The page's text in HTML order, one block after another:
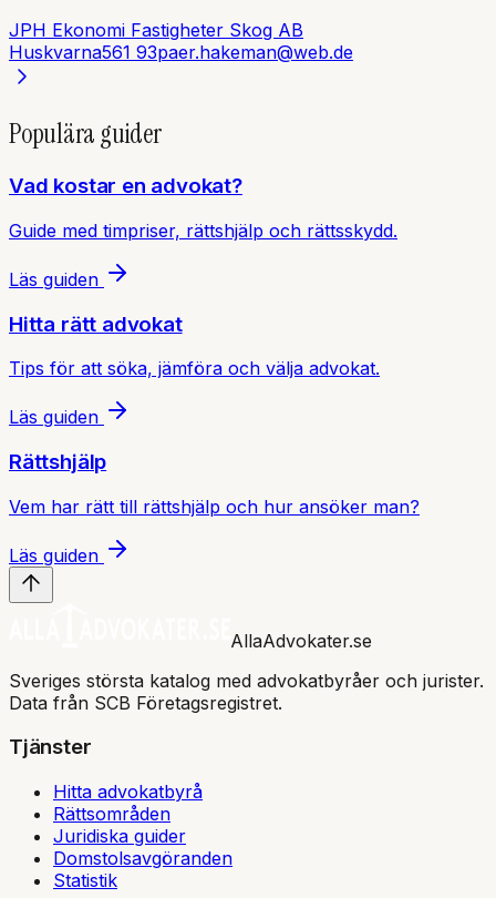
JPH Ekonomi Fastigheter Skog AB
Huskvarna561 93paer.hakeman@web.de
Populära guider
Vad kostar en advokat?
Guide med timpriser, rättshjälp och rättsskydd.
Läs guiden
Hitta rätt advokat
Tips för att söka, jämföra och välja advokat.
Läs guiden
Rättshjälp
Vem har rätt till rättshjälp och hur ansöker man?
Läs guiden
AllaAdvokater.se
Sveriges största katalog med advokatbyråer och jurister.
Data från SCB Företagsregistret.
Tjänster
Hitta advokatbyrå
Rättsområden
Juridiska guider
Domstolsavgöranden
Statistik